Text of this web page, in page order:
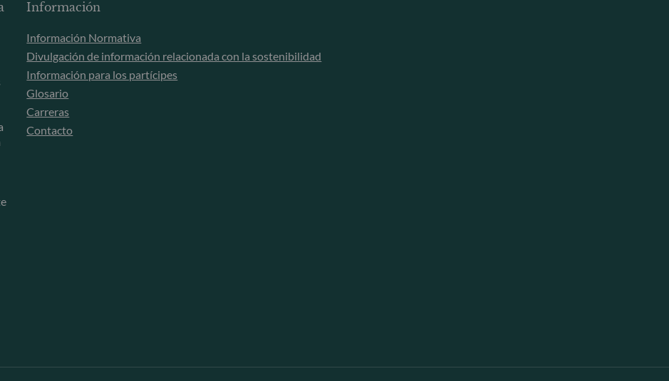
Información
Información Normativa
Divulgación de información relacionada con la sostenibilidad
Información para los partícipes
Glosario
Carreras
Contacto